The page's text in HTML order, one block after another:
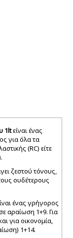
1ltείναι ένας
για όλα τα
(RC) είτε
ζεστού τόνους,
ουδέτερους
ένας γρήγορος
αραίωση 1+9. Για
για οικονομία,
1+14.